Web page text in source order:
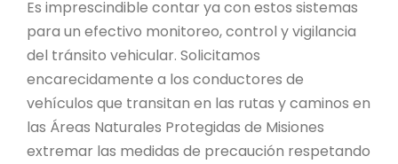
Es imprescindible contar ya con estos sistemas
para un efectivo monitoreo, control y vigilancia
del tránsito vehicular. Solicitamos
encarecidamente a los conductores de
vehículos que transitan en las rutas y caminos en
las Áreas Naturales Protegidas de Misiones
extremar las medidas de precaución respetando